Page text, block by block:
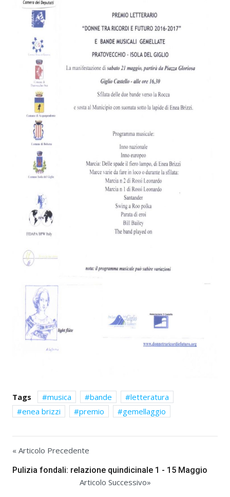
Tags musica bande
letteratura
enea brizzi
premio gemellaggio
« Articolo Precedente
Pulizia fondali: relazione quindicinale 1 - 15 Maggio
Articolo Successivo»